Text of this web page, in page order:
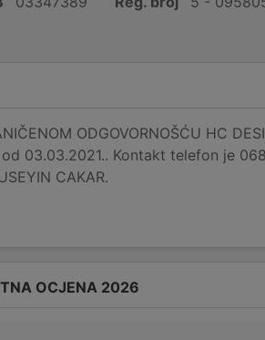
ODGOVORNOŠĆU HC
03.03.2021.. Kontakt telefon je
CAKAR.
OCJENA 2026